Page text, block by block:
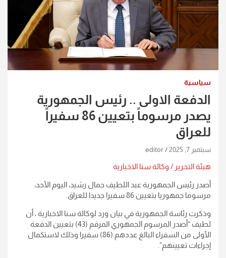
سياسية
الدفعة الاولى .. رئيس الجمهورية
يصدر مرسوماً بتعيين 86 سفيراً
للعراق
سبتمبر 7, 2025 editor
هيئة التحرير / وكالة سنا الاخبارية
أصدر رئيس الجمهورية عبد اللطيف جمال رشيد، اليوم الأحد،
مرسوما جمهوريا بتعيين 86 سفيرا جديدا للعراق.
وذكرت رئاسة الجمهورية في بيان ورد لوكالة سنا الاخبارية ، أن
لطيف “أصدر المرسوم الجمهوري المرقم (43) بتعيين الدفعة
الأولى من السفراء البالغ عددهم (86) سفيرا وذلك لاستكمال
إجراءات تعيينهم”.